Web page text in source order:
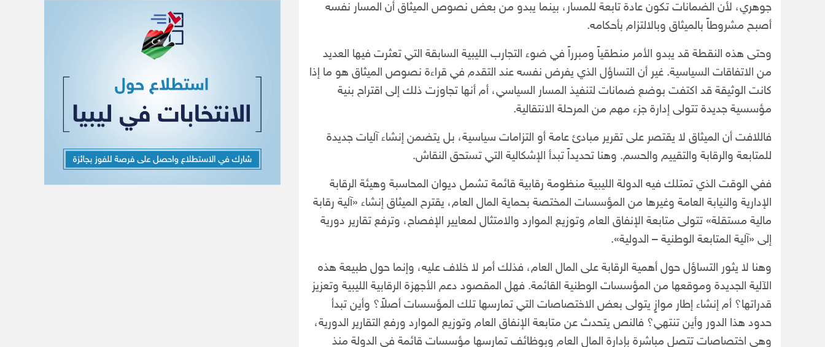
جوهري، لأن الضمانات تكون عادة تابعة للمسار، بينما يبدو من بعض نصوص الميثاق أن المسار نفسه
أصبح مشروطاً بالميثاق وبالالتزام بأحكامه.
وحتى هذه النقطة قد يبدو الأمر منطقياً ومبرراً في ضوء التجارب الليبية السابقة التي تعثرت فيها العديد
من الاتفاقات السياسية. غير أن التساؤل الذي يفرض نفسه عند التقدم في قراءة نصوص الميثاق هو ما إذا
كانت الوثيقة قد اكتفت بوضع ضمانات لتنفيذ المسار السياسي، أم أنها تجاوزت ذلك إلى اقتراح بنية
مؤسسية جديدة تتولى إدارة جزء مهم من المرحلة الانتقالية.
فاللافت أن الميثاق لا يقتصر على تقرير مبادئ عامة أو التزامات سياسية، بل يتضمن إنشاء آليات جديدة
للمتابعة والرقابة والتقييم والحسم. وهنا تحديداً تبدأ الإشكالية التي تستحق النقاش.
ففي الوقت الذي تمتلك فيه الدولة الليبية منظومة رقابية قائمة تشمل ديوان المحاسبة وهيئة الرقابة
الإدارية والنيابة العامة وغيرها من المؤسسات المختصة بحماية المال العام، يقترح الميثاق إنشاء «آلية رقابة
مالية مستقلة» تتولى متابعة الإنفاق العام وتوزيع الموارد والامتثال لمعايير الإفصاح، وترفع تقارير دورية
إلى «آلية المتابعة الوطنية – الدولية».
وهنا لا يثور التساؤل حول أهمية الرقابة على المال العام، فذلك أمر لا خلاف عليه، وإنما حول طبيعة هذه
الآلية الجديدة وموقعها من المؤسسات الوطنية القائمة. فهل المقصود دعم الأجهزة الرقابية الليبية وتعزيز
قدراتها؟ أم إنشاء إطار موازٍ يتولى بعض الاختصاصات التي تمارسها تلك المؤسسات أصلاً؟ وأين تبدأ
حدود هذا الدور وأين تنتهي؟ فالنص يتحدث عن متابعة الإنفاق العام وتوزيع الموارد ورفع التقارير الدورية،
وهي اختصاصات تتصل مباشرة بإدارة المال العام وبوظائف تمارسها مؤسسات قائمة في الدولة منذ